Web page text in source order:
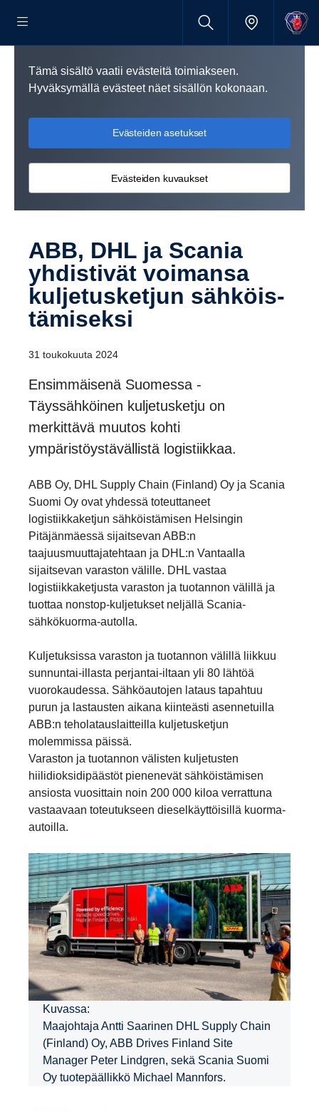
Tämä sisältö vaatii evästeitä toimiakseen.
Hyväksymällä evästeet näet sisällön kokonaan.
Evästeiden asetukset
Evästeiden kuvaukset
ABB, DHL ja Scania
yhdis­tivät voimansa
kulje­tus­ketjun sähköis­
tä­mi­seksi
31 toukokuuta 2024
Ensimmäisenä Suomessa -
Täyssähköinen kuljetusketju on
merkittävä muutos kohti
ympäristöystävällistä logistiikkaa.
ABB Oy, DHL Supply Chain (Finland) Oy ja Scania
Suomi Oy ovat yhdessä toteuttaneet
logistiikkaketjun sähköistämisen Helsingin
Pitäjänmäessä sijaitsevan ABB:n
taajuusmuuttajatehtaan ja DHL:n Vantaalla
sijaitsevan varaston välille. DHL vastaa
logistiikkaketjusta varaston ja tuotannon välillä ja
tuottaa nonstop-kuljetukset neljällä Scania-
sähkökuorma-autolla.
Kuljetuksissa varaston ja tuotannon välillä liikkuu
sunnuntai-illasta perjantai-iltaan yli 80 lähtöä
vuorokaudessa. Sähköautojen lataus tapahtuu
purun ja lastausten aikana kiinteästi asennetuilla
ABB:n teholatauslaitteilla kuljetusketjun
molemmissa päissä.
Varaston ja tuotannon välisten kuljetusten
hiilidioksidipäästöt pienenevät sähköistämisen
ansiosta vuosittain noin 200 000 kiloa verrattuna
vastaavaan toteutukseen dieselkäyttöisillä kuorma-
autoilla.
Kuvassa:
Maajohtaja Antti Saarinen DHL Supply Chain
(Finland) Oy, ABB Drives Finland Site
Manager Peter Lindgren, sekä Scania Suomi
Oy tuotepäällikkö Michael Mannfors.